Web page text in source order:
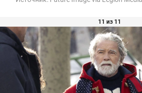
11 из 11